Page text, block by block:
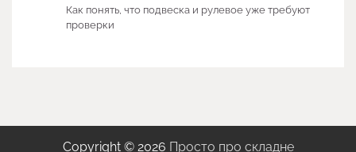
Как понять, что подвеска и рулевое уже требуют
проверки
Copyright © 2026 Просто про складне